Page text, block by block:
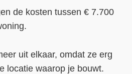
de kosten tussen € 7.700
uit elkaar, omdat ze erg
locatie waarop je bouwt.